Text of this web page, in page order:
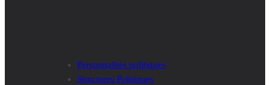
Personnalités politiques
Structures Politiques